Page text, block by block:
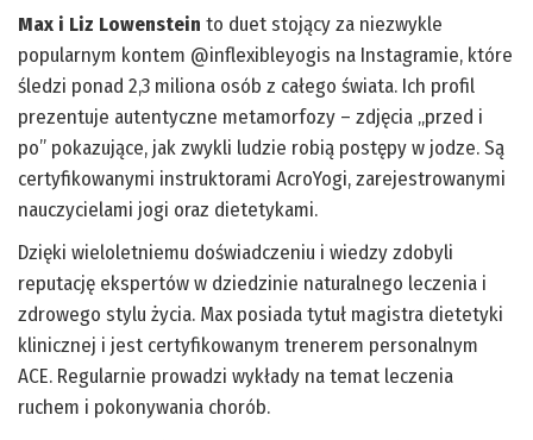
Max i Liz Lowenstein to duet stojący za niezwykle
popularnym kontem @inflexibleyogis na Instagramie, które
śledzi ponad 2,3 miliona osób z całego świata. Ich profil
prezentuje autentyczne metamorfozy – zdjęcia „przed i
po” pokazujące, jak zwykli ludzie robią postępy w jodze. Są
certyfikowanymi instruktorami AcroYogi, zarejestrowanymi
nauczycielami jogi oraz dietetykami.
Dzięki wieloletniemu doświadczeniu i wiedzy zdobyli
reputację ekspertów w dziedzinie naturalnego leczenia i
zdrowego stylu życia. Max posiada tytuł magistra dietetyki
klinicznej i jest certyfikowanym trenerem personalnym
ACE. Regularnie prowadzi wykłady na temat leczenia
ruchem i pokonywania chorób.